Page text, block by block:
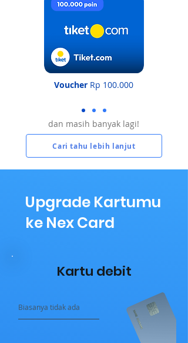
Voucher Rp 100.000
dan masih banyak lagi!
Cari tahu lebih lanjut
Upgrade Kartumu
ke Nex Card
Kartu debit
Biasanya tidak ada